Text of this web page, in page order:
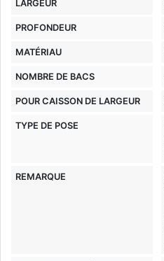
LARGEUR
PROFONDEUR
MATÉRIAU
NOMBRE DE BACS
POUR CAISSON DE LARGEUR
TYPE DE POSE
REMARQUE